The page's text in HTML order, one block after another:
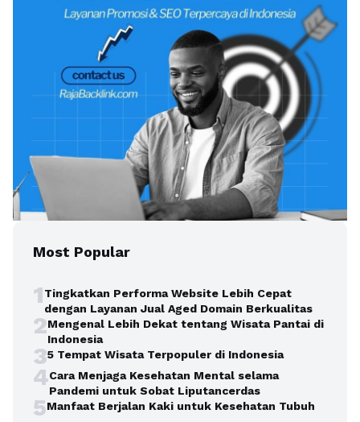
Most Popular
1Tingkatkan Performa Website Lebih Cepat
dengan Layanan Jual Aged Domain Berkualitas
2Mengenal Lebih Dekat tentang Wisata Pantai di
Indonesia
35 Tempat Wisata Terpopuler di Indonesia
4Cara Menjaga Kesehatan Mental selama
Pandemi untuk Sobat Liputancerdas
5Manfaat Berjalan Kaki untuk Kesehatan Tubuh